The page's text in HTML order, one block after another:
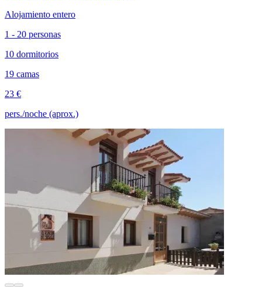
Alojamiento entero
1 - 20 personas
10 dormitorios
19 camas
23 €
pers./noche (aprox.)